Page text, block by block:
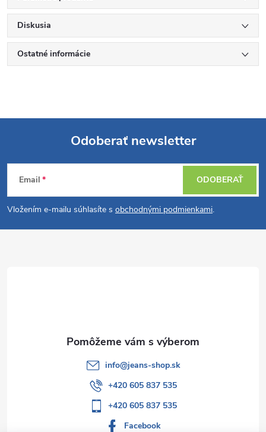
Diskusia
Ostatné informácie
Z
á
p
Odoberať newsletter
Email
Vložením e-mailu súhlasíte s obchodnými podmienkami.
ODOBERAŤ
info@jeans-shop.sk
+420 605 837 535
+420 605 837 535
Facebook